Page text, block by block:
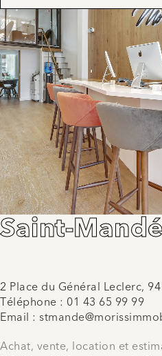
Saint-Mandé
2 Place du Général Leclerc,
Téléphone : 01 43 65 99 99
Email :
Achat, vente, location et